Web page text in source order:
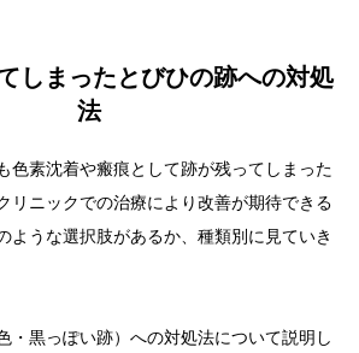
しまったとびひの跡への対処
法
色素沈着や瘢痕として跡が残ってしまった
リニックでの治療により改善が期待できる
ような選択肢があるか、種類別に見ていき
・黒っぽい跡）への対処法について説明し